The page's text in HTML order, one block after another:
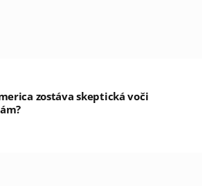
zostáva skeptická voči